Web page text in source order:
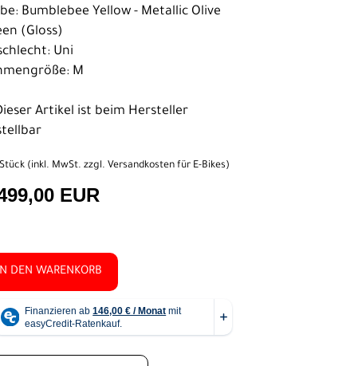
Bumblebee Yellow - Metallic Olive
(Gloss)
Uni
M
Artikel ist beim Hersteller
(inkl. MwSt. zzgl. Versandkosten für E-Bikes)
EUR
DEN WARENKORB